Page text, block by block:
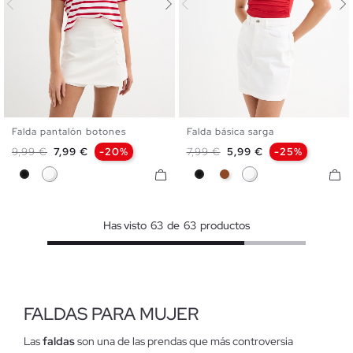
L
Falda pantalón botones
Precio base
9,99 € Precio
7,99 € -20%
NegroBlanco
38 40
Falda básica sarga
Precio base
7,99 € Precio
5,99 € -25%
NegroMarrónBlanco
Has visto 63 de 63 productos
FALDAS PARA MUJER
Lasfaldasson una de las prendas que más controversia